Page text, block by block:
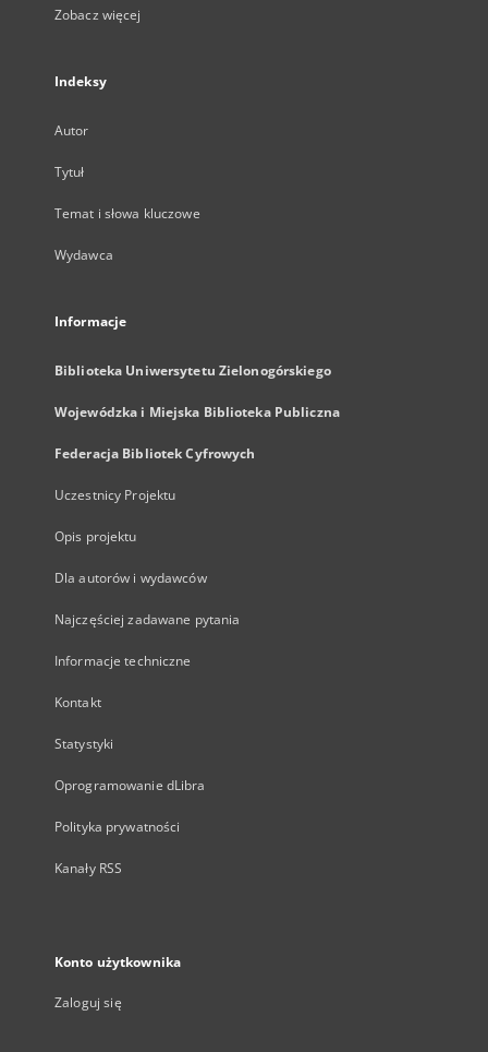
Zobacz więcej
Indeksy
Autor
Tytuł
Temat i słowa kluczowe
Wydawca
Informacje
Biblioteka Uniwersytetu Zielonogórskiego
Wojewódzka i Miejska Biblioteka Publiczna
Federacja Bibliotek Cyfrowych
Uczestnicy Projektu
Opis projektu
Dla autorów i wydawców
Najczęściej zadawane pytania
Informacje techniczne
Kontakt
Statystyki
Oprogramowanie dLibra
Polityka prywatności
Kanały RSS
Konto użytkownika
Zaloguj się